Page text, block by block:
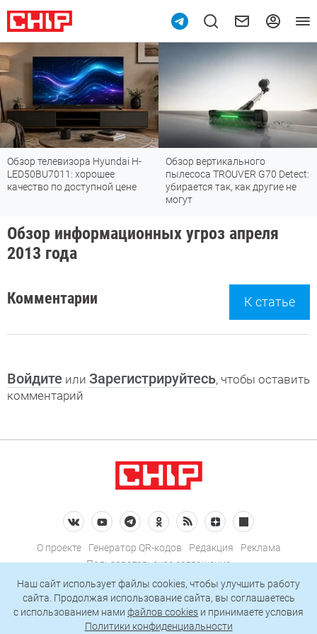
Обзор телевизора Hyundai H-
LED50BU7011: хорошее
качество по доступной цене
Обзор вертикального
пылесоса TROUVER G70 Detect:
убирается так, как другие не
могут
Обзор информационных угроз апреля
2013 года
Комментарии К статье
Войдите или Зарегистрируйтесь, чтобы оставить
комментарий
О проекте Генератор QR-кодов Редакция
Реклама
Пользовательское соглашение
Политика конфиденциальности
Подписаться на рассылку
Наш сайт использует файлы cookies, чтобы улучшить работу
сайта. Продолжая использование сайта, вы соглашаетесь
c использованием нами файлов cookies и принимаете условия
Политики конфиденциальности